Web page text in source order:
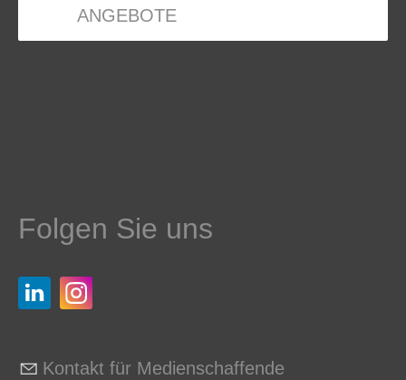
ANGEBOTE
Folgen Sie uns
Kontakt für Medienschaffende